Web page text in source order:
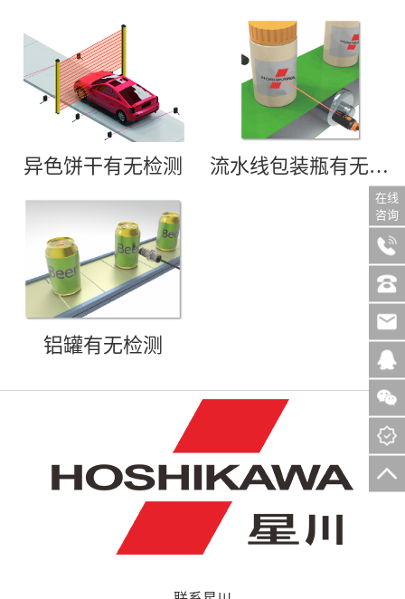
异色饼干有无检测 流水线包装瓶有无检测
铝罐有无检测
在线
咨询